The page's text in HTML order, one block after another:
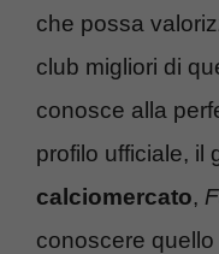
che possa
club migliori di
conosce alla
profilo ufficiale, il
calciomercato,
conoscere quello